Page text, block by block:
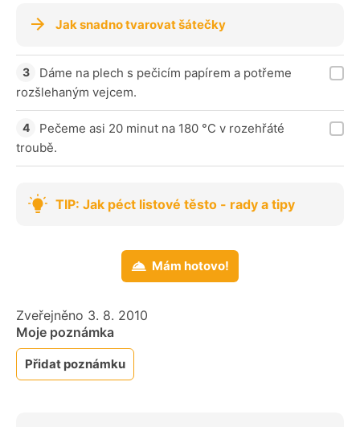
Jak snadno tvarovat šátečky
Dáme na plech s pečicím papírem a potřeme
rozšlehaným vejcem.
Pečeme asi 20 minut na 180 °C v rozehřáté
troubě.
TIP: Jak péct listové těsto - rady a tipy
Mám hotovo!
Zveřejněno 3. 8. 2010
Moje poznámka
Přidat poznámku